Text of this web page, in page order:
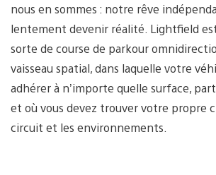
nous en sommes : notre rêve
lentement devenir réalité. Lightfield
sorte de course de parkour
vaisseau spatial, dans laquelle votre
adhérer à n’importe quelle surface,
et où vous devez trouver votre propre
circuit et les environnements.